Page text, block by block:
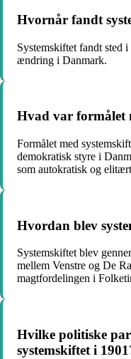
Hvornår fandt
Systemskiftet fandt sted
ændring i Danmark.
Hvad var formålet
Formålet med
demokratisk styre i
som autokratisk og
Hvordan blev
Systemskiftet blev
mellem Venstre og De
magtfordelingen i
Hvilke politiske
systemskiftet i